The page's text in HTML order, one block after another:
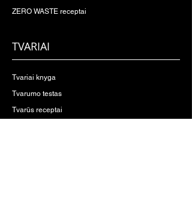
ZERO WASTE receptai
TVARIAI
Tvariai knyga
Tvarumo testas
Tvarūs receptai